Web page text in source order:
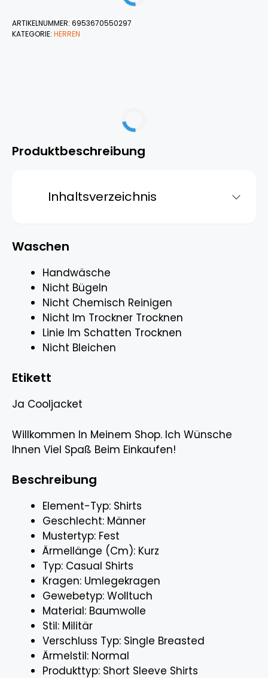
ARTIKELNUMMER: 6953670550297
KATEGORIE: HERREN
Produktbeschreibung
Inhaltsverzeichnis
Waschen
Handwäsche
Nicht Bügeln
Nicht Chemisch Reinigen
Nicht Im Trockner Trocknen
Linie Im Schatten Trocknen
Nicht Bleichen
Etikett
Ja Cooljacket
Willkommen In Meinem Shop. Ich Wünsche
Ihnen Viel Spaß Beim Einkaufen!
Beschreibung
Element-Typ: Shirts
Geschlecht: Männer
Mustertyp: Fest
Ärmellänge (Cm): Kurz
Typ: Casual Shirts
Kragen: Umlegekragen
Gewebetyp: Wolltuch
Material: Baumwolle
Stil: Militär
Verschluss Typ: Single Breasted
Ärmelstil: Normal
Produkttyp: Short Sleeve Shirts